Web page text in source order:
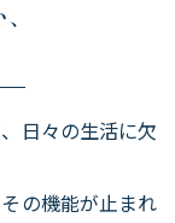
日々の生活に欠
の機能が止まれ